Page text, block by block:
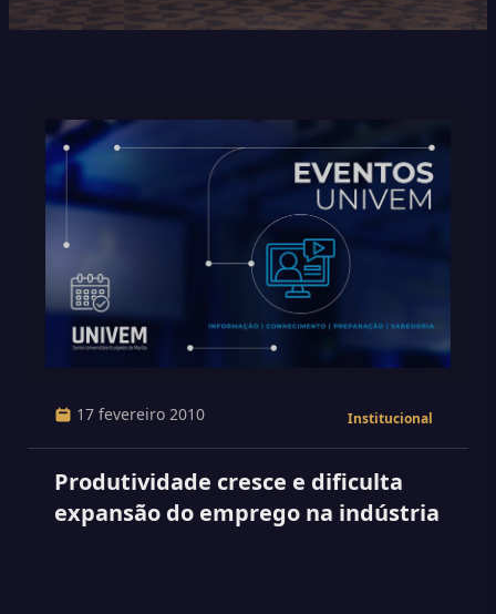
17 fevereiro 2010 Institucional
Produtividade cresce e dificulta
expansão do emprego na indústria